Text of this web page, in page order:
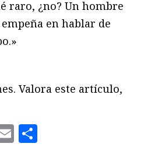
raro, ¿no? Un hombre
en hablar de
Valora este artículo,
Email